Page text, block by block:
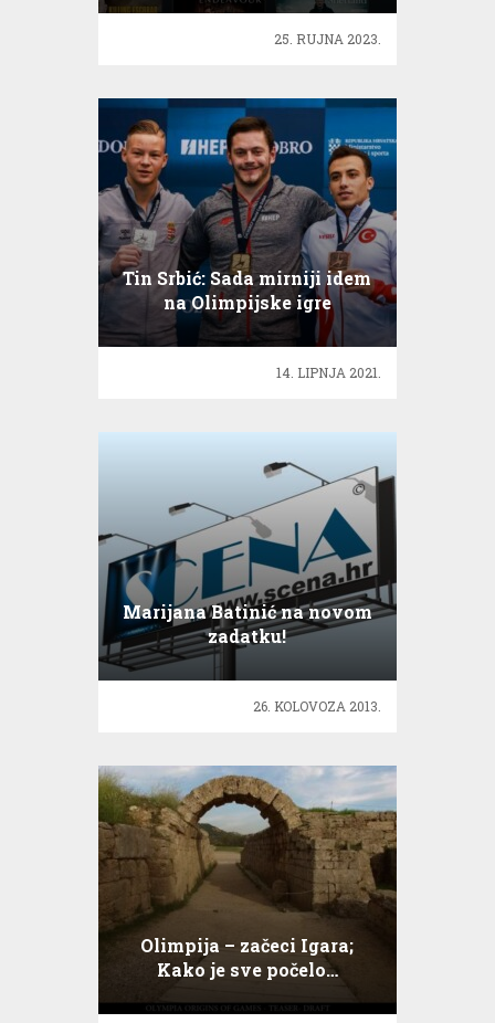
25. RUJNA 2023.
Tin Srbić: Sada mirniji idem
na Olimpijske igre
14. LIPNJA 2021.
Marijana Batinić na novom
zadatku!
26. KOLOVOZA 2013.
Olimpija – začeci Igara;
Kako je sve počelo…